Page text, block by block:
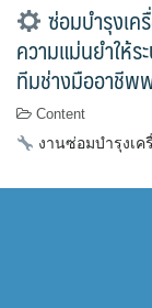
ซ่อมบำรุงเ
ความแม่นยำให้ร
ทีมช่างมืออาชีพ
Content
งานซ่อมบำรุงเ